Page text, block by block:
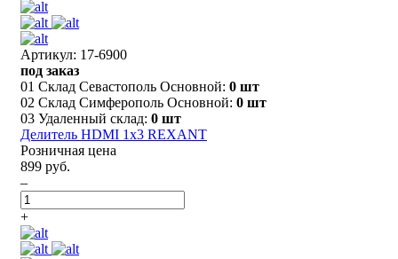
Артикул: 17-6900
под заказ
01 Склад Севастополь Основной: 0 шт
02 Склад Симферополь Основной: 0 шт
03 Удаленный склад: 0 шт
Делитель HDMI 1x3 REXANT
Розничная цена
899 руб.
–
+